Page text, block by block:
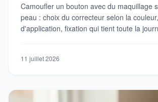
Camoufler un bouton avec du maquillage
peau : choix du correcteur selon la
d'application, fixation qui tient toute la
11 juillet 2026